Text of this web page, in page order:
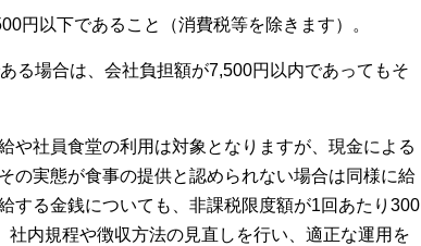
円以下であること（消費税等を除きます）。
る場合は、会社負担額が7,500円以内であってもそ
や社員食堂の利用は対象となりますが、現金による
の実態が食事の提供と認められない場合は同様に給
する金銭についても、非課税限度額が1回あたり300
内規程や徴収方法の見直しを行い、適正な運用を